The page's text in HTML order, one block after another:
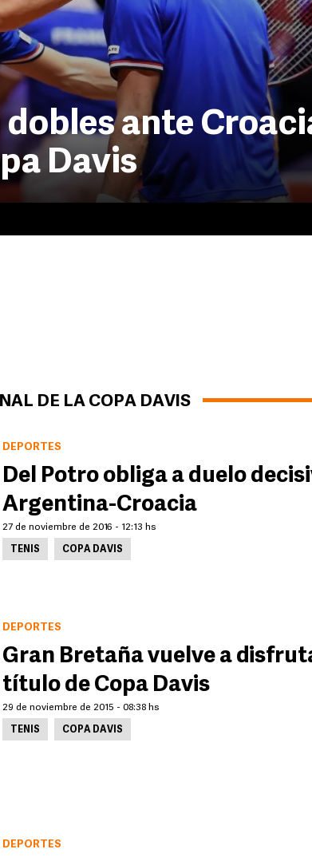
dobles ante
Davis
DE LA COPA DAVIS
DEPORTES
Del Potro obliga a duelo
Argentina-Croacia
27 de noviembre de 2016 - 12:13 hs
TENIS COPA DAVIS
DEPORTES
Gran Bretaña vuelve a
título de Copa Davis
29 de noviembre de 2015 - 08:38 hs
TENIS COPA DAVIS
DEPORTES